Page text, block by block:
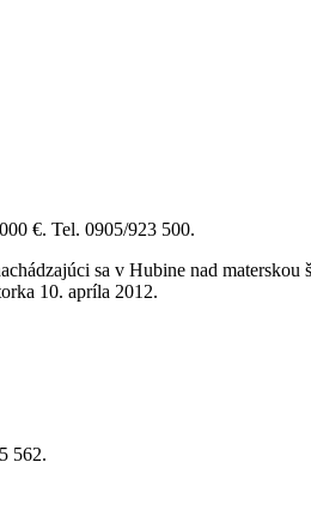
€. Tel. 0905/923 500.
sa v Hubine nad
10. apríla 2012.
562.